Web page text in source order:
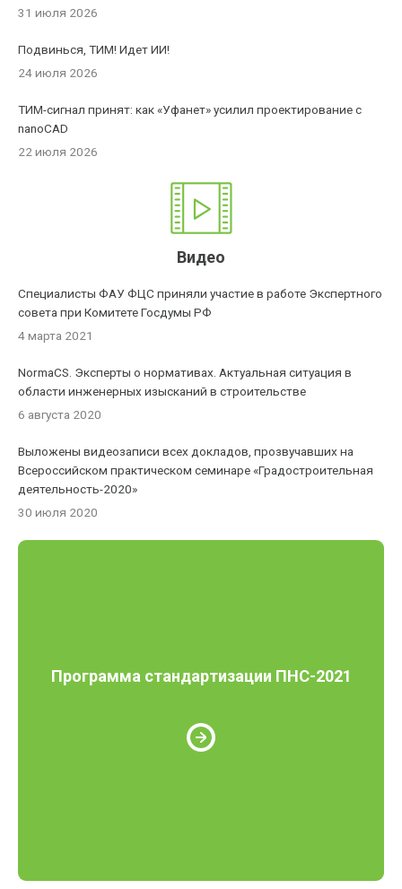
31 июля 2026
Подвинься, ТИМ! Идет ИИ!
24 июля 2026
ТИМ-сигнал принят: как «Уфанет» усилил проектирование с
nanoCAD
22 июля 2026
Видео
Специалисты ФАУ ФЦС приняли участие в работе Экспертного
совета при Комитете Госдумы РФ
4 марта 2021
NormaCS. Эксперты о нормативах. Актуальная ситуация в
области инженерных изысканий в строительстве
6 августа 2020
Выложены видеозаписи всех докладов, прозвучавших на
Всероссийском практическом семинаре «Градостроительная
деятельность-2020»
30 июля 2020
Программа стандартизации ПНС-2021